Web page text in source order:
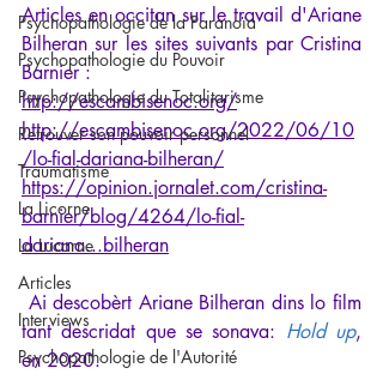
Psychopathologie de la Paranoïa
Psychopathologie du Pouvoir
Psychopathologie du Totalitarisme
Retrouver son pouvoir personnel
Traumatisme
La Licorne
La Lucarne
Articles
Interviews
Psychopathologie de l'Autorité
Articles en occitan sur le travail d'Ariane
Bilheran sur les sites suivants par Cristina
Barnier :
http://escambisenoc.org/
http://escambisenoc.org/2022/06/10
/lo-fial-dariana-bilheran/
https://opinion.jornalet.com/cristina-
barnier/blog/4264/lo-fial-
dariana...bilheran
tant descridat que se sonava: Hold up,
en 2020.